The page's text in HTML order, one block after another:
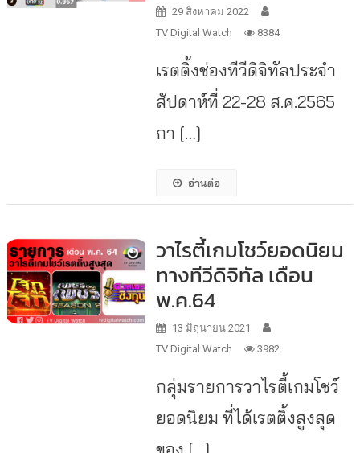
29 สิงหาคม 2022
TV Digital Watch
8384
เรตติ้งช่องทีวีดิจิทัลประจำ
สัปดาห์ที่ 22-28 ส.ค.2565
กา […]
อ่านต่อ
วาไรตี้เกมโชว์ยอดนิยม
ทางทีวีดิจิทัล เดือน
พ.ค.64
13 มิถุนายน 2021
TV Digital Watch
3982
กลุ่มรายการวาไรตี้เกมโชว์
ยอดนิยม ที่ได้เรตติ้งสูงสุด